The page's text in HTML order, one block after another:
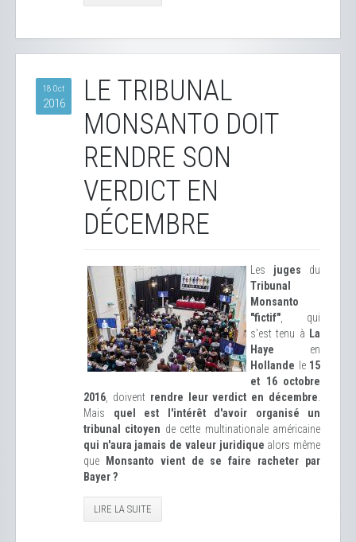
18 Oct
2016
LE TRIBUNAL
MONSANTO DOIT
RENDRE SON
VERDICT EN
DÉCEMBRE
Les juges du
Tribunal
Monsanto
"fictif" , qui
s'est tenu à La
Haye en
Hollande le 15
et 16 octobre
2016 , doivent rendre leur verdict en décembre
Mais quel est l'intérêt d'avoir organisé un
tribunal citoyen de cette multinationale américaine
qui n'aura jamais de valeur juridique alors même
que
Monsanto vient de se faire racheter par
Bayer ?
LIRE LA SUITE